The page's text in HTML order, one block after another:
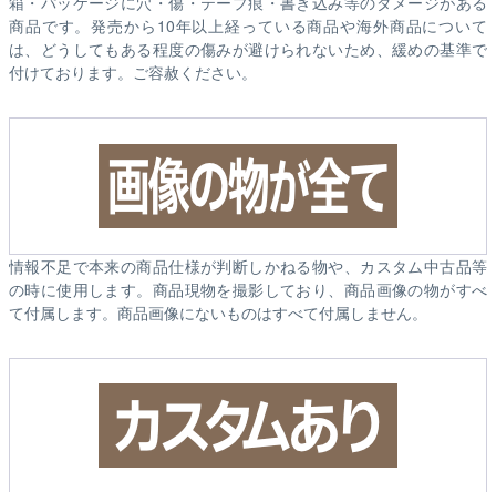
商品です。発売から10年以上経っている商品や海外商品について
は、どうしてもある程度の傷みが避けられないため、緩めの基準で
付けております。ご容赦ください。
情報不足で本来の商品仕様が判断しかねる物や、カスタム中古品等
の時に使用します。商品現物を撮影しており、商品画像の物がすべ
て付属します。商品画像にないものはすべて付属しません。